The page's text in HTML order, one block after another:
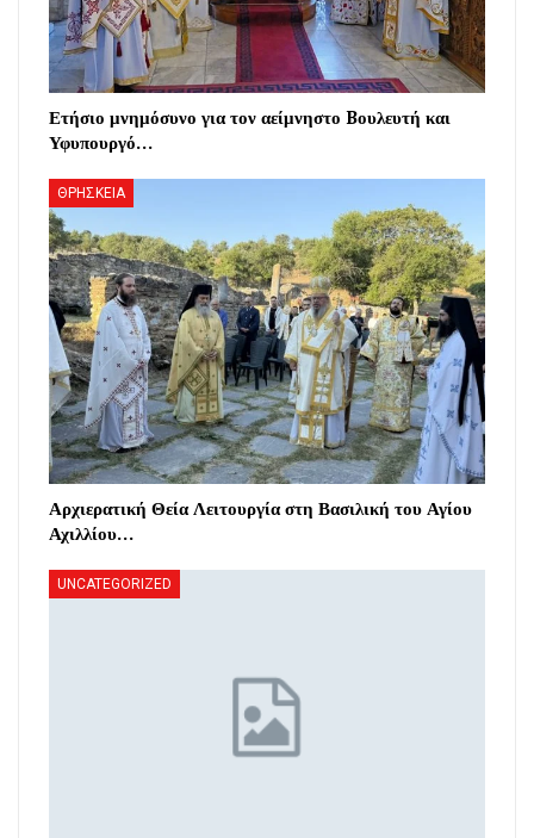
Ετήσιο μνημόσυνο για τον αείμνηστο Bουλευτή και
Υφυπουργό…
ΘΡΗΣΚΕΙΑ
Αρχιερατική Θεία Λειτουργία στη Βασιλική του Αγίου
Αχιλλίου…
UNCATEGORIZED